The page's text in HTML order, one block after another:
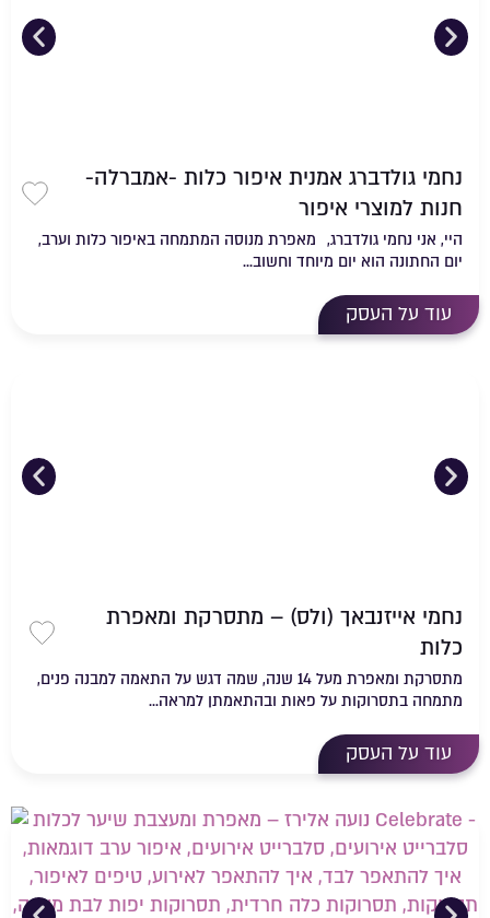
נחמי גולדברג אמנית איפור כלות -אמברלה-
חנות למוצרי איפור
היי, אני נחמי גולדברג, מאפרת מנוסה המתמחה באיפור כלות וערב,
יום החתונה הוא יום מיוחד וחשוב...
עוד על העסק
נחמי אייזנבאך (ולס) – מתסרקת ומאפרת
כלות
מתסרקת ומאפרת מעל 14 שנה, שמה דגש על התאמה למבנה פנים,
מתמחה בתסרוקות על פאות ובהתאמתן למראה...
עוד על העסק